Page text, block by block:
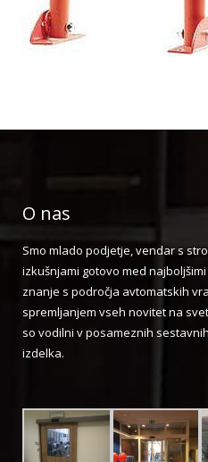
O nas
Smo mlado podjetje, vendar s
izkušnjami gotovo med
znanje s področja avtomatskih
spremljanjem vseh novitet na
so vodilni v posameznih
izdelka.